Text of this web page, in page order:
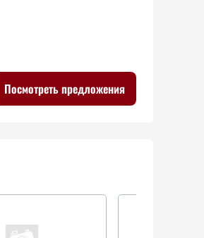
Посмотреть предложения